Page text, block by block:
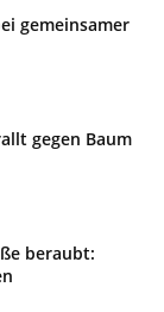
gemeinsamer
gegen Baum
beraubt: